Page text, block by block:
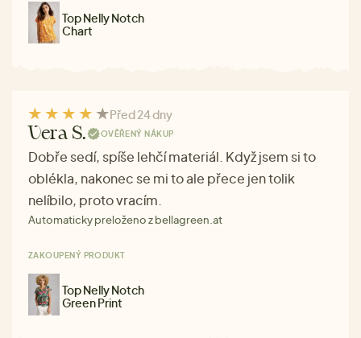
Top Nelly Notch
Chart
Před 24 dny
Vera S. OVĚŘENÝ NÁKUP
Dobře sedí, spíše lehčí materiál. Když jsem si to
oblékla, nakonec se mi to ale přece jen tolik
nelíbilo, proto vracím.
Automaticky preloženo z bellagreen.at
ZAKOUPENÝ PRODUKT
Top Nelly Notch
Green Print